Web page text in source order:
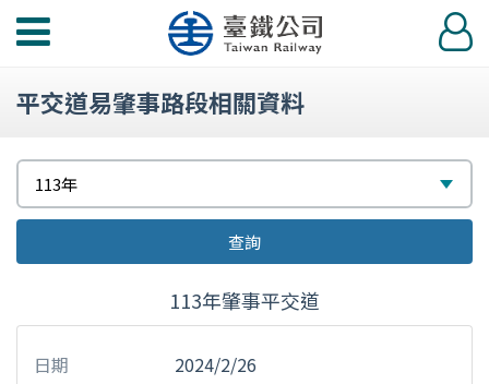
功
選
登
入
平交道易肇事路段相關資料
選
113年
擇
查詢
113年肇事平交道
日期
2024/2/26